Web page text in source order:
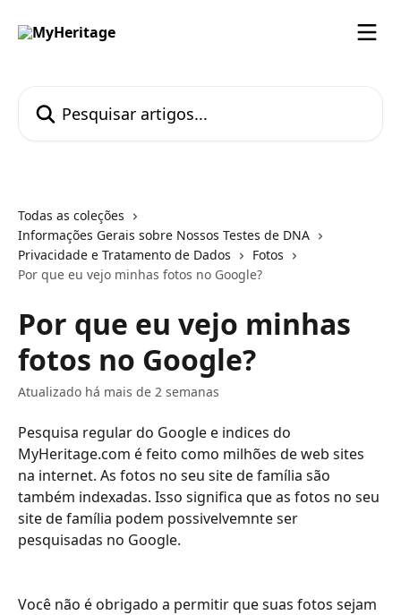
Todas as coleções
Informações Gerais sobre Nossos Testes de DNA
Privacidade e Tratamento de Dados
Fotos
Por que eu vejo minhas fotos no Google?
Por que eu vejo minhas
fotos no Google?
Atualizado há mais de 2 semanas
Pesquisa regular do Google e indices do
MyHeritage.com é feito como milhões de web sites
na internet. As fotos no seu site de família são
também indexadas. Isso significa que as fotos no seu
site de família podem possivelvemnte ser
pesquisadas no Google.
Você não é obrigado a permitir que suas fotos sejam